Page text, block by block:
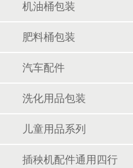
机油桶包装
肥料桶包装
汽车配件
洗化用品包装
儿童用品系列
插秧机配件通用四行